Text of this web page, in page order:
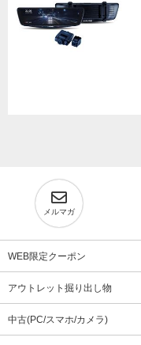
メルマガ
WEB限定クーポン
アウトレット掘り出し物
中古(PC/スマホ/カメラ)